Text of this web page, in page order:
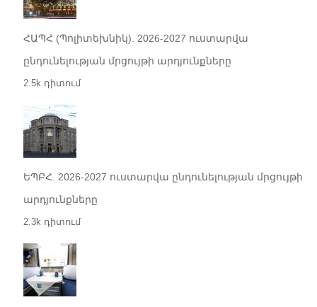
ՀԱՊՀ (Պոլիտեխնիկ). 2026-2027 ուստարվա
ընդունելության մրցույթի արդյունքները
2.5k դիտում
ԵՊԲՀ. 2026-2027 ուստարվա ընդունելության մրցույթի
արդյունքները
2.3k դիտում